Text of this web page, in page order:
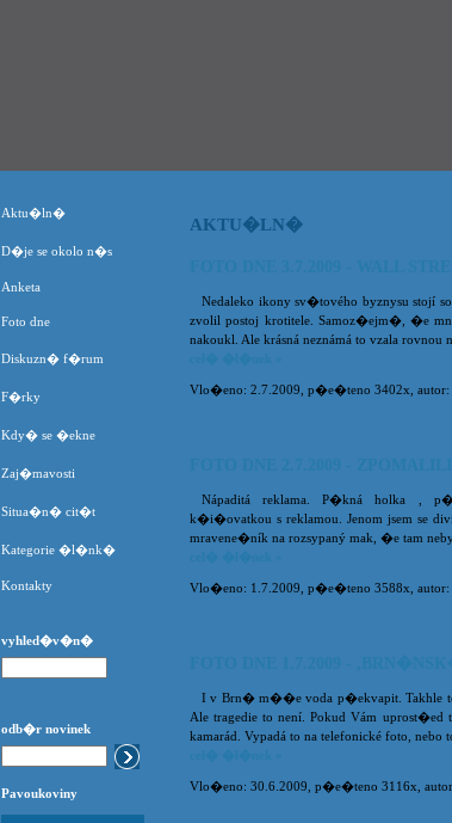
AKTU�LN�
Nedaleko ikony sv�tového byznysu stojí
zvolil postoj krotitele. Samoz�ejm�, �e
nakoukl. Ale krásná neznámá to vzala rovnou
Vlo�eno: 2.7.2009, p�e�teno 3402x, autor:
Nápaditá reklama. P�kná holka ,
k�i�ovatkou s reklamou. Jenom jsem se
mravene�ník na rozsypaný mak, �e tam
Vlo�eno: 1.7.2009, p�e�teno 3588x, autor:
I v Brn� m��e voda p�ekvapit. Takhle
Ale tragedie to není. Pokud Vám uprost�ed
kamarád. Vypadá to na telefonické foto,
Vlo�eno: 30.6.2009, p�e�teno 3116x,
Aktu�ln�
D�je se okolo n�s
Anketa
Foto dne
Diskuzn� f�rum
F�rky
Kdy� se �ekne
Zaj�mavosti
Situa�n� cit�t
Kategorie �l�nk�
Kontakty
vyhled�v�n�
odb�r novinek
Pavoukoviny